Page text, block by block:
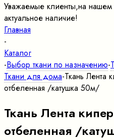
Уважаемые клиенты,на нашем
актуальное наличие!
Главная
-
Каталог
-Выбор ткани по назначению-
Ткани для дома-Ткань Лента
отбеленная /катушка 50м/
Ткань Лента
отбеленная /